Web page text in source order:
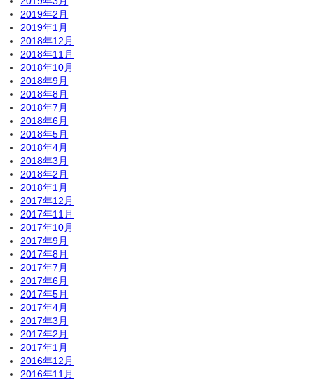
2019年2月
2019年1月
2018年12月
2018年11月
2018年10月
2018年9月
2018年8月
2018年7月
2018年6月
2018年5月
2018年4月
2018年3月
2018年2月
2018年1月
2017年12月
2017年11月
2017年10月
2017年9月
2017年8月
2017年7月
2017年6月
2017年5月
2017年4月
2017年3月
2017年2月
2017年1月
2016年12月
2016年11月